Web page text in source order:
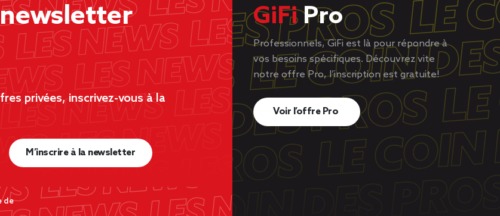
privées, inscrivez-vous à la
de
M’inscrire à la newsletter
GiFiPro
Professionnels, GiFi est là pour répondre à
vos besoins spécifiques. Découvrez vite
notre offre Pro, l’inscription est gratuite!
Voir l’offre Pro